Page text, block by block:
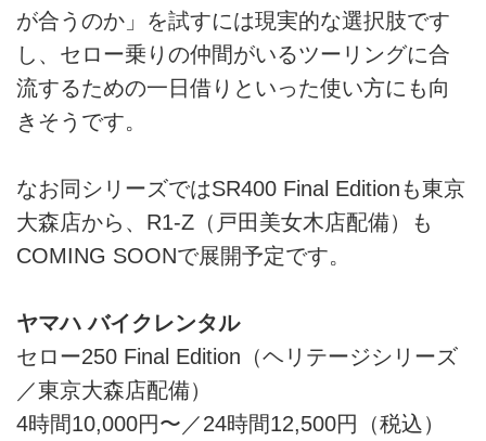
が合うのか」を試すには現実的な選択肢です
し、セロー乗りの仲間がいるツーリングに合
流するための一日借りといった使い方にも向
きそうです。
なお同シリーズではSR400 Final Editionも東京
大森店から、R1-Z（戸田美女木店配備）も
COMING SOONで展開予定です。
ヤマハ バイクレンタル
セロー250 Final Edition（ヘリテージシリーズ
／東京大森店配備）
4時間10,000円〜／24時間12,500円（税込）